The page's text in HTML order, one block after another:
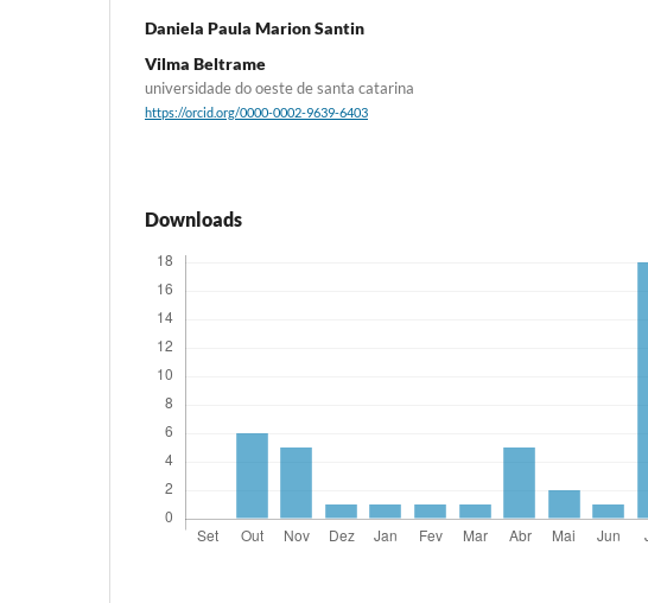
Daniela Paula Marion Santin
Vilma Beltrame
universidade do oeste de santa catarina
https://orcid.org/0000-0002-9639-6403
Downloads